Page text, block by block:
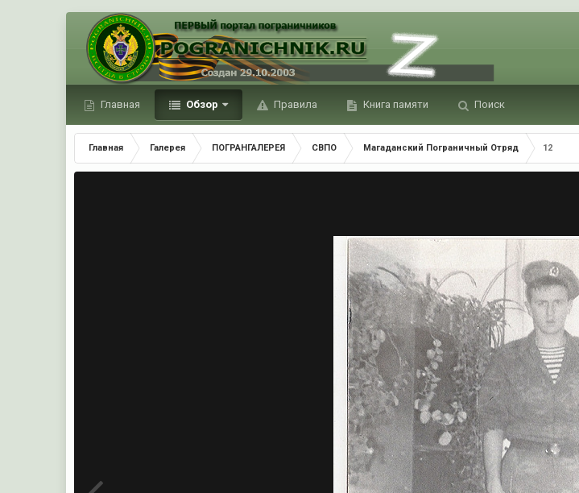
Главная Обзор Правила Книга памяти Поиск
Главная Галерея ПОГРАНГАЛЕРЕЯ СВПО Магаданский Пограничный Отряд 12